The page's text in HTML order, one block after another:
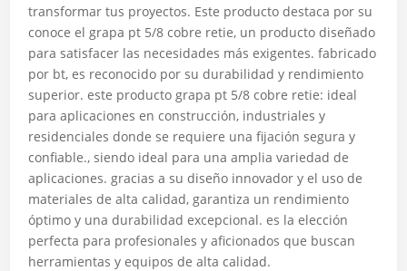
transformar tus proyectos. Este producto destaca por su
conoce el grapa pt 5/8 cobre retie, un producto diseñado
para satisfacer las necesidades más exigentes. fabricado
por bt, es reconocido por su durabilidad y rendimiento
superior. este producto grapa pt 5/8 cobre retie: ideal
para aplicaciones en construcción, industriales y
residenciales donde se requiere una fijación segura y
confiable., siendo ideal para una amplia variedad de
aplicaciones. gracias a su diseño innovador y el uso de
materiales de alta calidad, garantiza un rendimiento
óptimo y una durabilidad excepcional. es la elección
perfecta para profesionales y aficionados que buscan
herramientas y equipos de alta calidad.